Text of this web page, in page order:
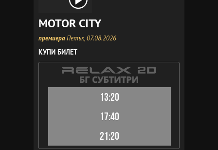
MOTOR CITY
премиераПетък, 07.08.2026
КУПИ БИЛЕТ
13:20
17:40
21:20